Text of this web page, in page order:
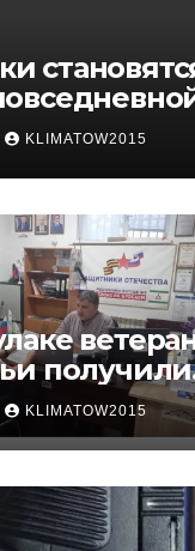
важно
KLIMATOW2015
получили
в ходе
KLIMATOW2015